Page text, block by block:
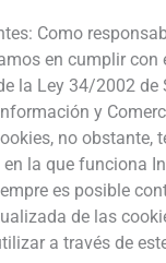
Como
en cumplir con
la Ley 34/2002 de
y
no obstante,
la que funciona
es posible
de las
a través de